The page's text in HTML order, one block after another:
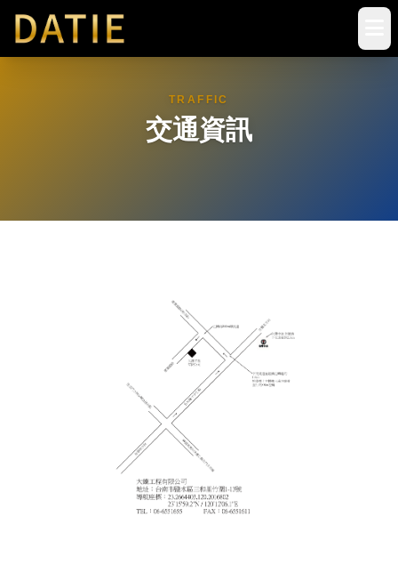
TRAFFIC
交通資訊